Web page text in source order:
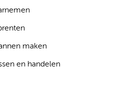
maken
en handelen